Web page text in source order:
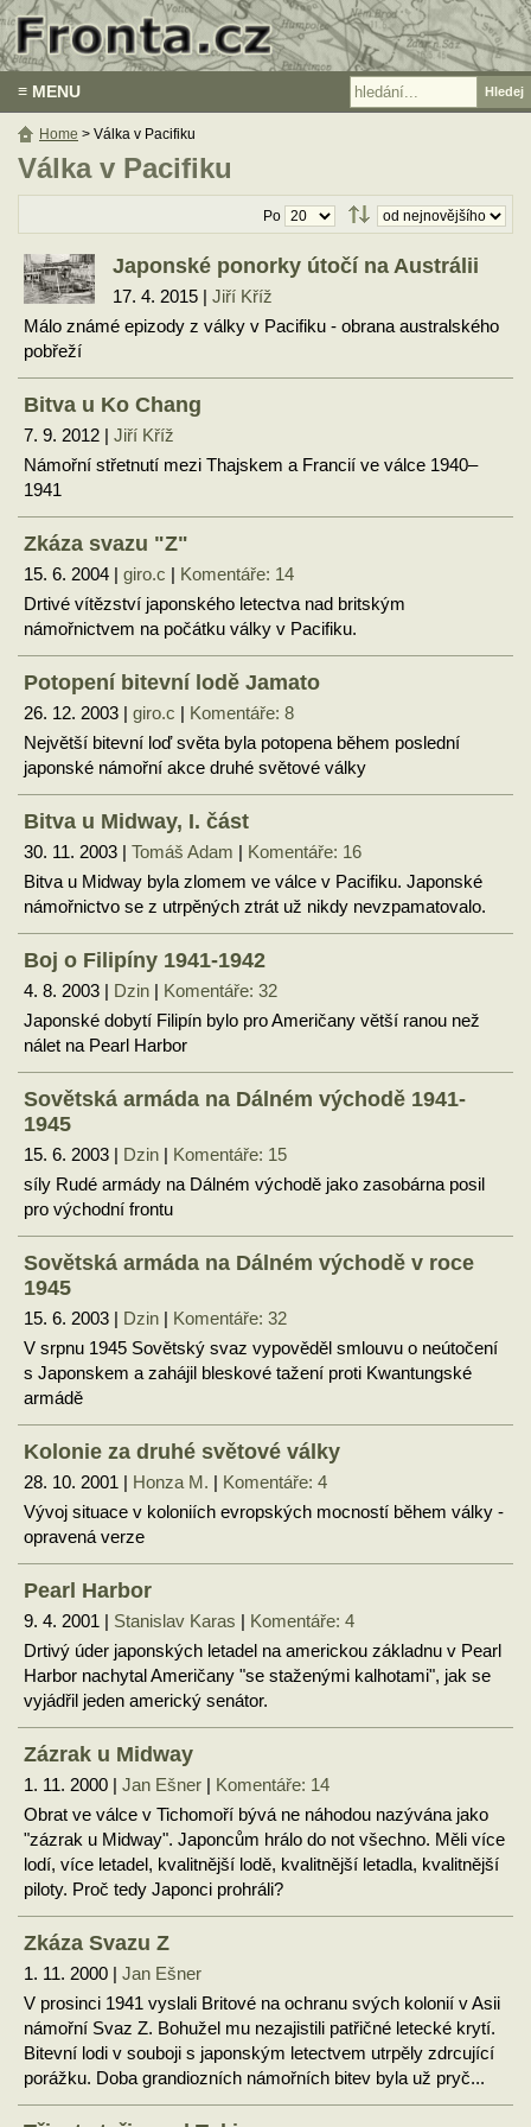
≡ MENU
Válka v Pacifiku
Po
Japonské ponorky útočí na Austrálii
17. 4. 2015 | Jiří Kříž
Málo známé epizody z války v Pacifiku - obrana australského
pobřeží
Bitva u Ko Chang
7. 9. 2012 | Jiří Kříž
Námořní střetnutí mezi Thajskem a Francií ve válce 1940–
1941
Zkáza svazu "Z"
15. 6. 2004 | giro.c | Komentáře: 14
Drtivé vítězství japonského letectva nad britským
námořnictvem na počátku války v Pacifiku.
Potopení bitevní lodě Jamato
26. 12. 2003 | giro.c | Komentáře: 8
Největší bitevní loď světa byla potopena během poslední
japonské námořní akce druhé světové války
Bitva u Midway, I. část
30. 11. 2003 | Tomáš Adam | Komentáře: 16
Bitva u Midway byla zlomem ve válce v Pacifiku. Japonské
námořnictvo se z utrpěných ztrát už nikdy nevzpamatovalo.
Boj o Filipíny 1941-1942
4. 8. 2003 | Dzin | Komentáře: 32
Japonské dobytí Filipín bylo pro Američany větší ranou než
nálet na Pearl Harbor
Sovětská armáda na Dálném východě 1941-
1945
15. 6. 2003 | Dzin | Komentáře: 15
síly Rudé armády na Dálném východě jako zasobárna posil
pro východní frontu
Sovětská armáda na Dálném východě v roce
1945
15. 6. 2003 | Dzin | Komentáře: 32
V srpnu 1945 Sovětský svaz vypověděl smlouvu o neútočení
s Japonskem a zahájil bleskové tažení proti Kwantungské
armádě
Kolonie za druhé světové války
28. 10. 2001 | Honza M. | Komentáře: 4
Vývoj situace v koloniích evropských mocností během války -
opravená verze
Pearl Harbor
9. 4. 2001 | Stanislav Karas | Komentáře: 4
Drtivý úder japonských letadel na americkou základnu v Pearl
Harbor nachytal Američany "se staženými kalhotami", jak se
vyjádřil jeden americký senátor.
Zázrak u Midway
1. 11. 2000 | Jan Ešner | Komentáře: 14
Obrat ve válce v Tichomoří bývá ne náhodou nazývána jako
"zázrak u Midway". Japoncům hrálo do not všechno. Měli více
lodí, více letadel, kvalitnější lodě, kvalitnější letadla, kvalitnější
piloty. Proč tedy Japonci prohráli?
Zkáza Svazu Z
1. 11. 2000 | Jan Ešner
V prosinci 1941 vyslali Britové na ochranu svých kolonií v Asii
námořní Svaz Z. Bohužel mu nezajistili patřičné letecké krytí.
Bitevní lodi v souboji s japonským letectvem utrpěly zdrcující
porážku. Doba grandiozních námořních bitev byla už pryč...
Home > Válka v Pacifiku